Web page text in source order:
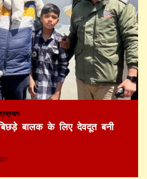
बालक के लिए देवदूत बनी